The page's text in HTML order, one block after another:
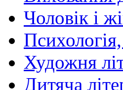
Чоловік і
Художня
Дитяча